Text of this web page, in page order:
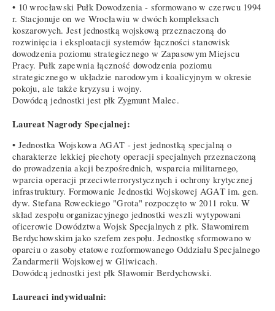
• 10 wrocławski Pułk Dowodzenia - sformowano w czerwcu 1994
r. Stacjonuje on we Wrocławiu w dwóch kompleksach
koszarowych. Jest jednostką wojskową przeznaczoną do
rozwinięcia i eksploatacji systemów łączności stanowisk
dowodzenia poziomu strategicznego w Zapasowym Miejscu
Pracy. Pułk zapewnia łączność dowodzenia poziomu
strategicznego w układzie narodowym i koalicyjnym w okresie
pokoju, ale także kryzysu i wojny.
Dowódcą jednostki jest płk Zygmunt Malec.
Laureat Nagrody Specjalnej:
• Jednostka Wojskowa AGAT - jest jednostką specjalną o
charakterze lekkiej piechoty operacji specjalnych przeznaczoną
do prowadzenia akcji bezpośrednich, wsparcia militarnego,
wparcia operacji przeciwterrorystycznych i ochrony krytycznej
infrastruktury. Formowanie Jednostki Wojskowej AGAT im. gen.
dyw. Stefana Roweckiego "Grota" rozpoczęto w 2011 roku. W
skład zespołu organizacyjnego jednostki weszli wytypowani
oficerowie Dowództwa Wojsk Specjalnych z płk. Sławomirem
Berdychowskim jako szefem zespołu. Jednostkę sformowano w
oparciu o zasoby etatowe rozformowanego Oddziału Specjalnego
Żandarmerii Wojskowej w Gliwicach.
Dowódcą jednostki jest płk Sławomir Berdychowski.
Laureaci indywidualni: